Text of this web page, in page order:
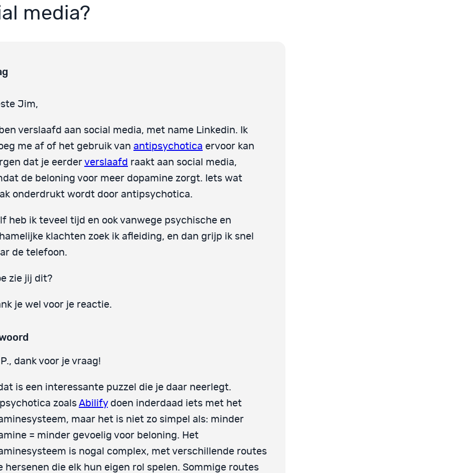
media?
Jim,
ben verslaafd aan social media, met name Linkedin. Ik
me af of het gebruik van antipsychotica ervoor kan
dat je eerderverslaafd raakt aan social media,
de beloning voor meer dopamine zorgt. Iets wat
onderdrukt wordt door antipsychotica.
heb ik teveel tijd en ook vanwege psychische en
klachten zoek ik afleiding, en dan grijp ik snel
de telefoon.
zie jij dit?
je wel voor je reactie.
P., dank voor je vraag!
is een interessante puzzel die je daar neerlegt.
zoals Abilifydoen inderdaad iets met het
maar het is niet zo simpel als: minder
= minder gevoelig voor beloning. Het
is nogal complex, met verschillende routes
hersenen die elk hun eigen rol spelen. Sommige routes